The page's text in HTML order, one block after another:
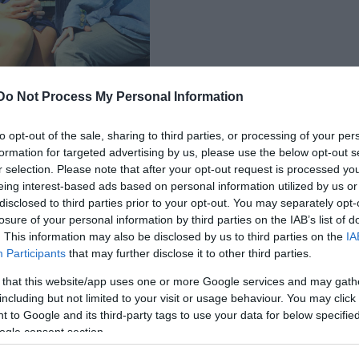
Not Process My Personal Information
opt-out of the sale, sharing to third parties, or processing of your
for targeted advertising by us, please use the below opt-out
selection. Please note that after your opt-out request is processed
interest-based ads based on personal information utilized by us
to third parties prior to your opt-out. You may separately
of your personal information by third parties on the IAB’s list of
This information may also be disclosed by us to third parties on the
Participants that may further disclose it to other third parties.
that this website/app uses one or more Google services and may
but not limited to your visit or usage behaviour. You may
to Google and its third-party tags to use your data for below
consent section.
fiatal szlovák, cseh és magyar
idei Pécsi Országos Színházi Találkozón a
a szakmai zsűri és a közönség is a legjobb női